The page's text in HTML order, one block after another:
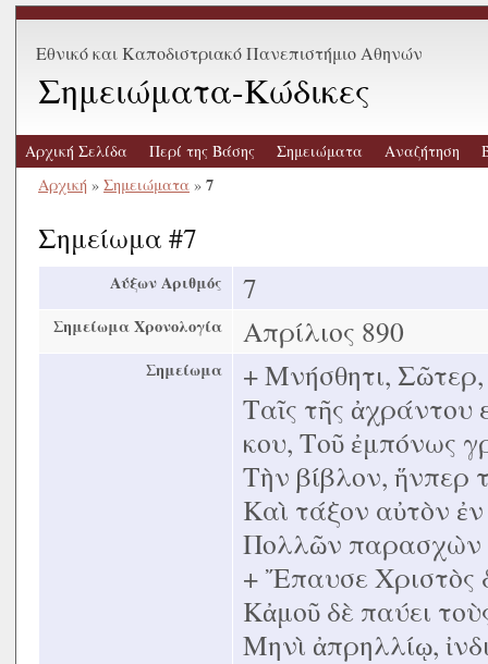
Εθνικό και Καποδιστριακό Πανεπιστήμιο Αθηνών
Σημειώματα-Κώδικες
Αρχική Σελίδα Περί της Βάσης Σημειώματα Αναζήτηση
Αρχική » Σημειώματα » 7
Σημείωμα #7
Αύξων Αριθμός 7
Σημείωμα Χρονολογία Απρίλιος 890
Σημείωμα
+ Μνήσθητι,
Ταῖς τῆς ἀχράντου
κου, Τοῦ ἐμπόνως
Τὴν βίβλον, ἥνπερ
Καὶ τάξον αὐτὸν
Πολλῶν παρασχὼν
+ ῎Επαυσε Χριστὸς
Κἀμοῦ δὲ παύει
Μηνὶ ἀπρηλλίῳ,